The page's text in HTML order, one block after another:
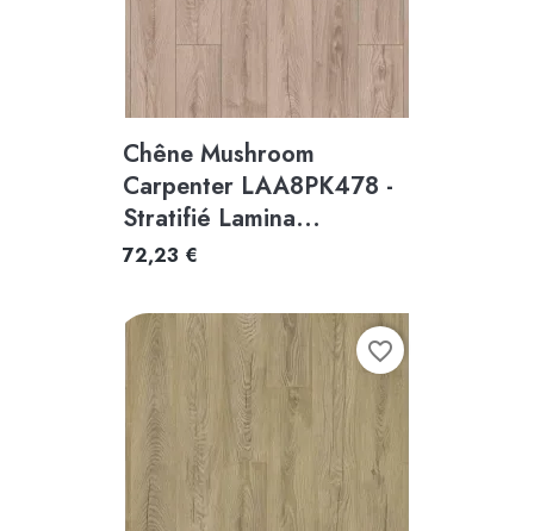
Chêne Mushroom
Carpenter LAA8PK478 -
Stratifié Lamina...
72,23 €
favorite_border